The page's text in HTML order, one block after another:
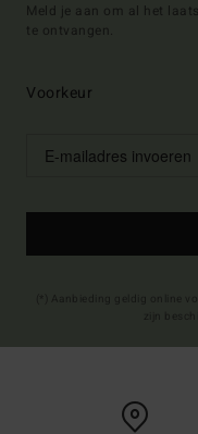
Meld je aan om al het
te ontvangen.
Voorkeur